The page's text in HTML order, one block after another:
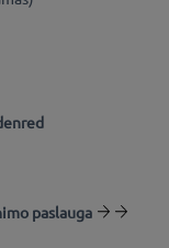
paslauga